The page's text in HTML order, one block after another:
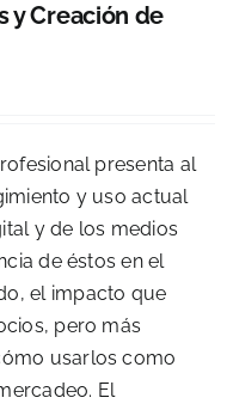
y Creación de
presenta al
y uso actual
y de los medios
de éstos en el
el impacto que
pero más
usarlos como
El